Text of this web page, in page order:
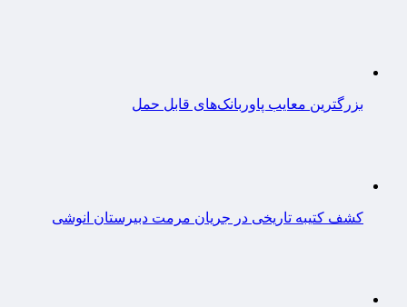
بزرگترین معایب پاوربانک‌های قابل حمل
کشف کتیبه تاریخی در جریان مرمت دبیرستان انوشی